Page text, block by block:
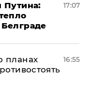
Путина:
17:07
планах
16:55